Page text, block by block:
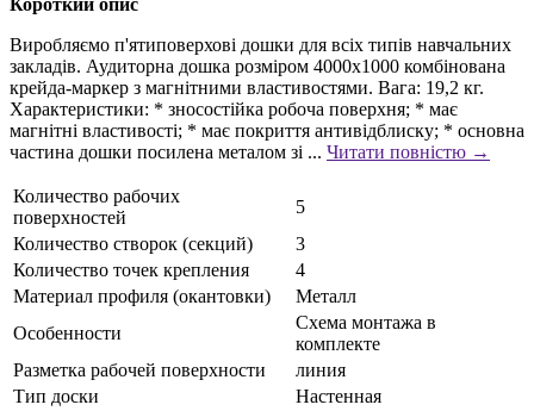
Короткий опис
Виробляємо п'ятиповерхові дошки для всіх типів навчальних
закладів. Аудиторна дошка розміром 4000х1000 комбінована
крейда-маркер з магнітними властивостями. Вага: 19,2 кг.
Характеристики: * зносостійка робоча поверхня; * має
магнітні властивості; * має покриття антивідблиску; * основна
частина дошки посилена металом зі ... Читати повністю →
Количество рабочих
поверхностей
5
Количество створок (секций)
3
Количество точек крепления
4
Материал профиля (окантовки)
Металл
Особенности
Схема монтажа в
комплекте
Разметка рабочей поверхности
линия
Тип доски
Настенная